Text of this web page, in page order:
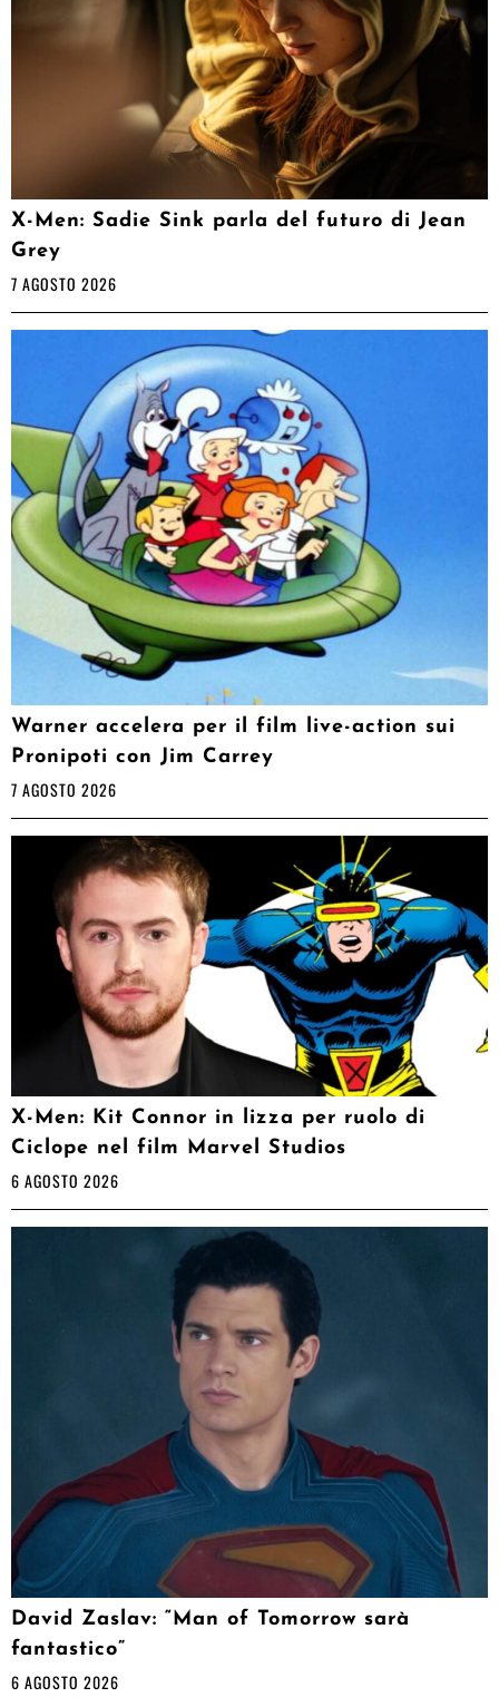
X-Men: Sadie Sink parla del futuro di Jean
Grey
7 AGOSTO 2026
Warner accelera per il film live-action sui
Pronipoti con Jim Carrey
7 AGOSTO 2026
X-Men: Kit Connor in lizza per ruolo di
Ciclope nel film Marvel Studios
6 AGOSTO 2026
David Zaslav: “Man of Tomorrow sarà
fantastico”
6 AGOSTO 2026